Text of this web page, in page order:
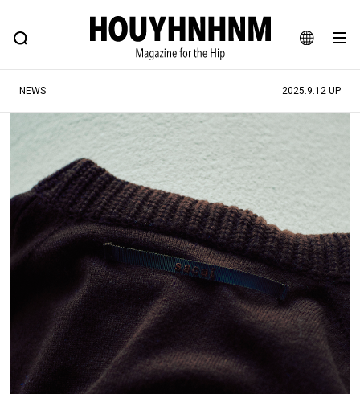
JA
EN
FEATURE BLOG SNAP
ヒップなファッション、カルチャー、ライフスタイルWEBマガジン
#SHOPPING ADDICT #憧れの逸品
#ESSENTIAL DESIGNS #古着サミット
#NEW VINTAGE #マイナーグッド図鑑
#路地裏てぃーん。 #MONTHLY JOURNAL
#GH 銘品の所以 #フイナムのYouTube
#Commune H #FOCUS IT #AH.H
#ととけん #FASHION #MUSIC #MOVIE
#LIFESTYLE #SNEAKER #OUTDOOR
#SPORTS #HANDSOME HANDBOOK
NEWS 2025.9.12 UP